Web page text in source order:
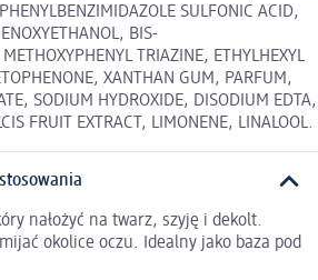
SULFONIC ACID,
BIS-
METHOXYPHENYL TRIAZINE, ETHYLHEXYL
XANTHAN GUM, PARFUM,
SODIUM HYDROXIDE, DISODIUM EDTA,
FRUIT EXTRACT, LIMONENE, LINALOOL.
nałożyć na twarz, szyję i dekolt.
okolice oczu. Idealny jako baza pod